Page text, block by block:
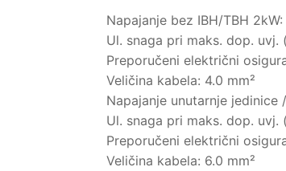
Napajanje bez IBH/TBH
Ul. snaga pri maks. dop. uvj.
Preporučeni električni
Veličina kabela: 4.0 mm²
Napajanje unutarnje jedinice
Ul. snaga pri maks. dop. uvj.
Preporučeni električni
Veličina kabela: 6.0 mm²